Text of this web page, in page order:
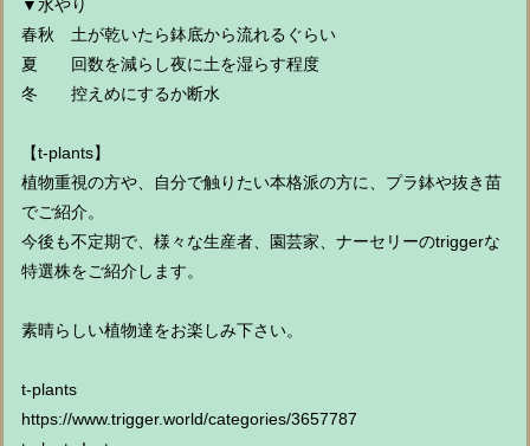
▼水やり
春秋 土が乾いたら鉢底から流れるぐらい
夏 回数を減らし夜に土を湿らす程度
冬 控えめにするか断水
【t-plants】
植物重視の方や、自分で触りたい本格派の方に、プラ鉢や抜き苗
でご紹介。
今後も不定期で、様々な生産者、園芸家、ナーセリーのtriggerな
特選株をご紹介します。
素晴らしい植物達をお楽しみ下さい。
t-plants
https://www.trigger.world/categories/3657787